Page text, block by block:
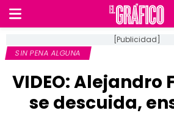
[Publicidad]
SIN PENA ALGUNA
VIDEO: Alejandro
se descuida,